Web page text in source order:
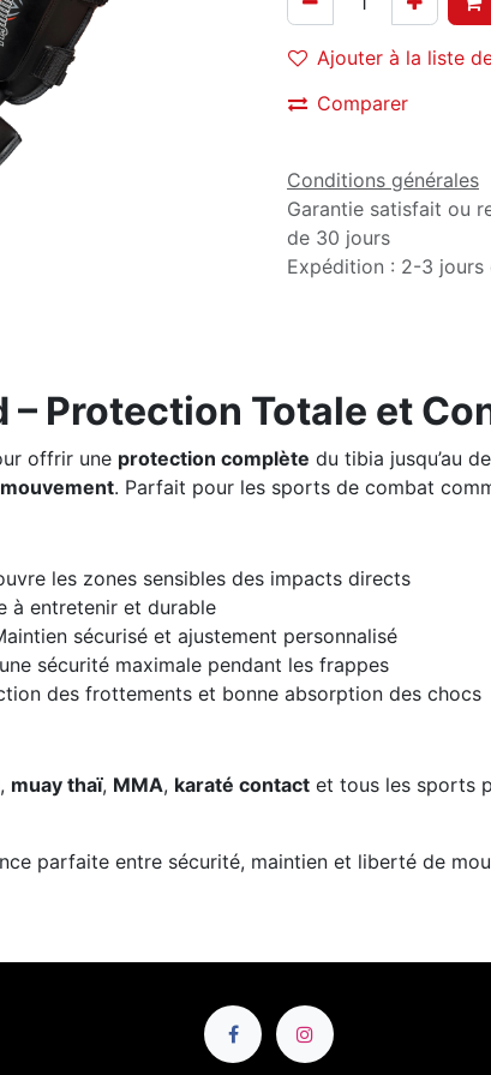
Ajouter à la liste
Comparer
Conditions générales
Garantie satisfait ou
de 30 jours
Expédition : 2-3 jours
– Protection Totale et
offrir une protection complète du tibia jusqu’au
. Parfait pour les sports de combat
les zones sensibles des impacts directs
à entretenir et durable
sécurisé et ajustement personnalisé
sécurité maximale pendant les frappes
des frottements et bonne absorption des chocs
, muay thaï, MMA, karaté contact et tous les sports
parfaite entre sécurité, maintien et liberté de